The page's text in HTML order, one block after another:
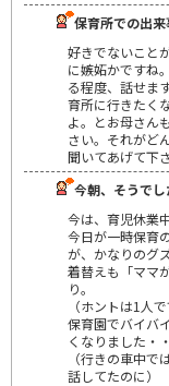
保育所での出来
好きでないこと
に嫉妬かですね
る程度、話せま
育所に行きたく
よ。とお母さん
さい。それがど
聞いてあげて下
今朝、そうでし
今は、育児休業
今日が一時保育
が、かなりのグ
着替えも「ママ
り。
（ホントは1人
保育園でバイバ
くなりました・・
（行きの車中
話してたのに）